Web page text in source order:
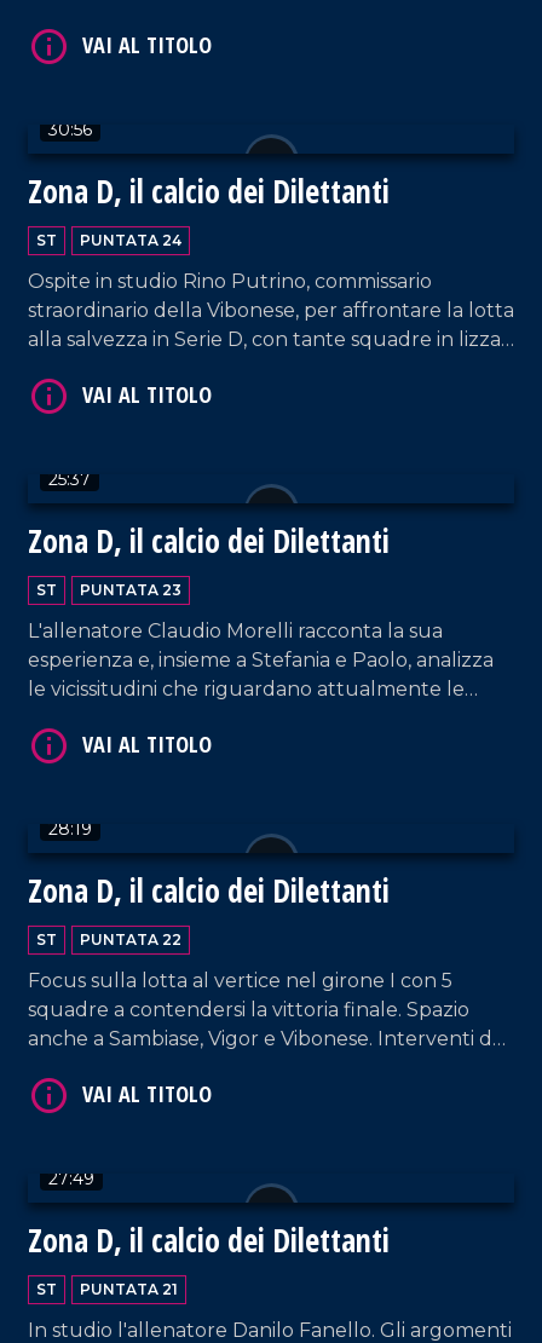
Vigor Lamezia e Vibonese. Spazio anche ai successi
30:56
Zona D, il calcio dei Dilettanti
ST PUNTATA 24
Ospite in studio Rino Putrino, commissario
straordinario della Vibonese, per affrontare la lotta
alla salvezza in Serie D, con tante squadre in lizza
della Reggina e al cammino di Sambiase e Vigor
25:37
Zona D, il calcio dei Dilettanti
ST PUNTATA 23
L'allenatore Claudio Morelli racconta la sua
esperienza e, insieme a Stefania e Paolo, analizza
le vicissitudini che riguardano attualmente le
28:19
Zona D, il calcio dei Dilettanti
ST PUNTATA 22
Focus sulla lotta al vertice nel girone I con 5
squadre a contendersi la vittoria finale. Spazio
anche a Sambiase, Vigor e Vibonese. Interventi da
Savoia, e di Antonio Pellicanò, calciatore della
27:49
Zona D, il calcio dei Dilettanti
ST PUNTATA 21
In studio l'allenatore Danilo Fanello. Gli argomenti
VAI AL TITOLO
VAI AL TITOLO
VAI AL TITOLO
VAI AL TITOLO